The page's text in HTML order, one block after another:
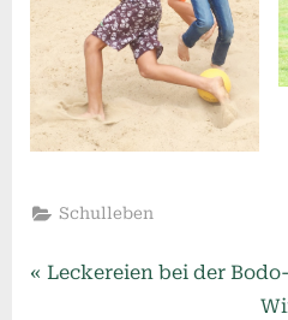
Schulleben
P
Leckereien bei der
N